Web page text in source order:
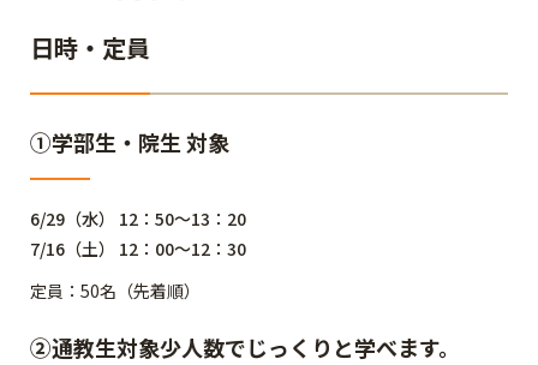
日時・定員
①学部生・院生 対象
6/29（水） 12：50～13：20
7/16（土） 12：00～12：30
定員：50名（先着順）
②通教生対象少人数でじっくりと学べます。